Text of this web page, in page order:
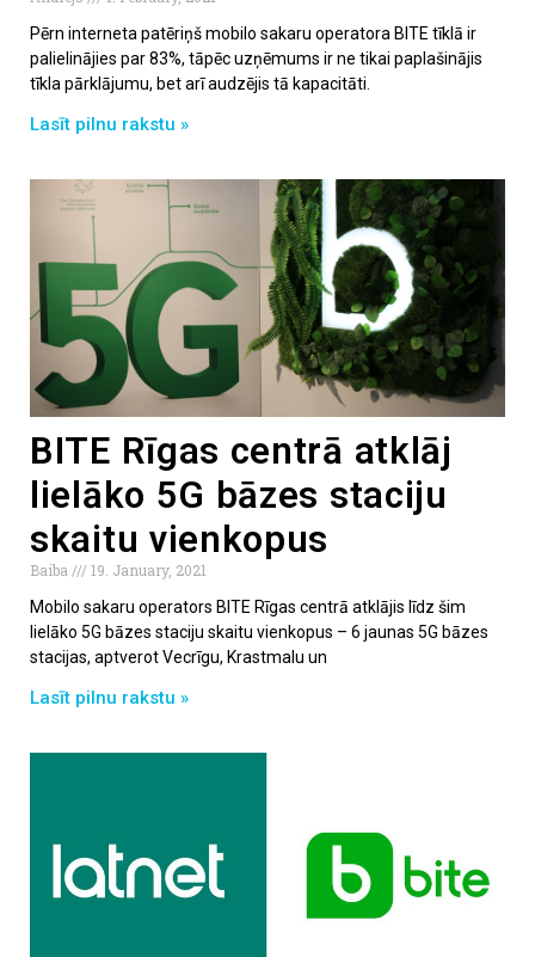
Pērn interneta patēriņš mobilo sakaru operatora BITE tīklā ir
palielinājies par 83%, tāpēc uzņēmums ir ne tikai paplašinājis
tīkla pārklājumu, bet arī audzējis tā kapacitāti.
Lasīt pilnu rakstu »
BITE Rīgas centrā atklāj
lielāko 5G bāzes staciju
skaitu vienkopus
Baiba
19. January, 2021
Mobilo sakaru operators BITE Rīgas centrā atklājis līdz šim
lielāko 5G bāzes staciju skaitu vienkopus – 6 jaunas 5G bāzes
stacijas, aptverot Vecrīgu, Krastmalu un
Lasīt pilnu rakstu »